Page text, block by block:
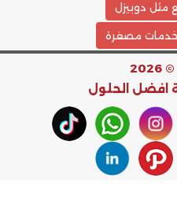
دوبيزل
مصغرة
افضل الحلول